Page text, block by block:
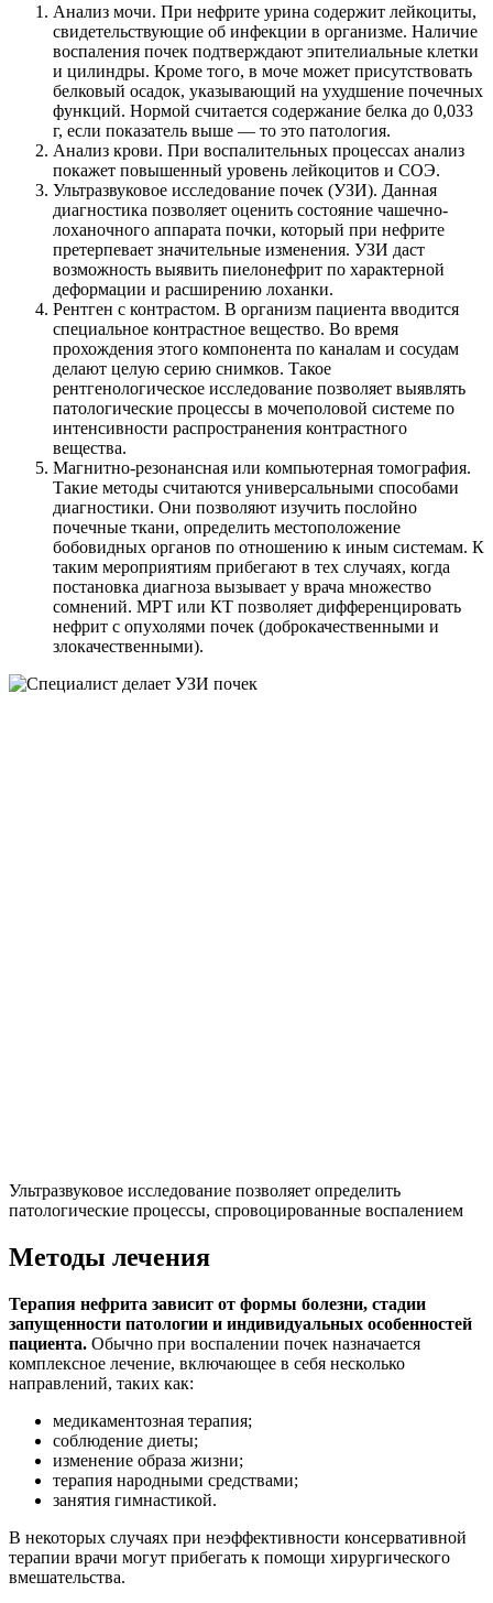
Анализ мочи. При нефрите урина содержит лейкоциты,
свидетельствующие об инфекции в организме. Наличие
воспаления почек подтверждают эпителиальные клетки
и цилиндры. Кроме того, в моче может присутствовать
белковый осадок, указывающий на ухудшение почечных
функций. Нормой считается содержание белка до 0,033
г, если показатель выше — то это патология.
Анализ крови. При воспалительных процессах анализ
покажет повышенный уровень лейкоцитов и СОЭ.
Ультразвуковое исследование почек (УЗИ). Данная
диагностика позволяет оценить состояние чашечно-
лоханочного аппарата почки, который при нефрите
претерпевает значительные изменения. УЗИ даст
возможность выявить пиелонефрит по характерной
деформации и расширению лоханки.
Рентген с контрастом. В организм пациента вводится
специальное контрастное вещество. Во время
прохождения этого компонента по каналам и сосудам
делают целую серию снимков. Такое
рентгенологическое исследование позволяет выявлять
патологические процессы в мочеполовой системе по
интенсивности распространения контрастного
вещества.
Магнитно-резонансная или компьютерная томография.
Такие методы считаются универсальными способами
диагностики. Они позволяют изучить послойно
почечные ткани, определить местоположение
бобовидных органов по отношению к иным системам. К
таким мероприятиям прибегают в тех случаях, когда
постановка диагноза вызывает у врача множество
сомнений. МРТ или КТ позволяет дифференцировать
нефрит с опухолями почек (доброкачественными и
злокачественными).
Ультразвуковое исследование позволяет определить
патологические процессы, спровоцированные воспалением
Методы лечения
Терапия нефрита зависит от формы болезни, стадии
запущенности патологии и индивидуальных особенностей
пациента. Обычно при воспалении почек назначается
комплексное лечение, включающее в себя несколько
направлений, таких как:
медикаментозная терапия;
соблюдение диеты;
изменение образа жизни;
терапия народными средствами;
занятия гимнастикой.
В некоторых случаях при неэффективности консервативной
терапии врачи могут прибегать к помощи хирургического
вмешательства.